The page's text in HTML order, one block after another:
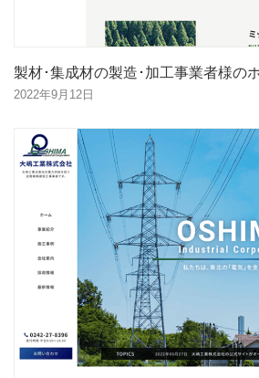
製材･集成材の製造･加工事業者様の
2022年9月12日